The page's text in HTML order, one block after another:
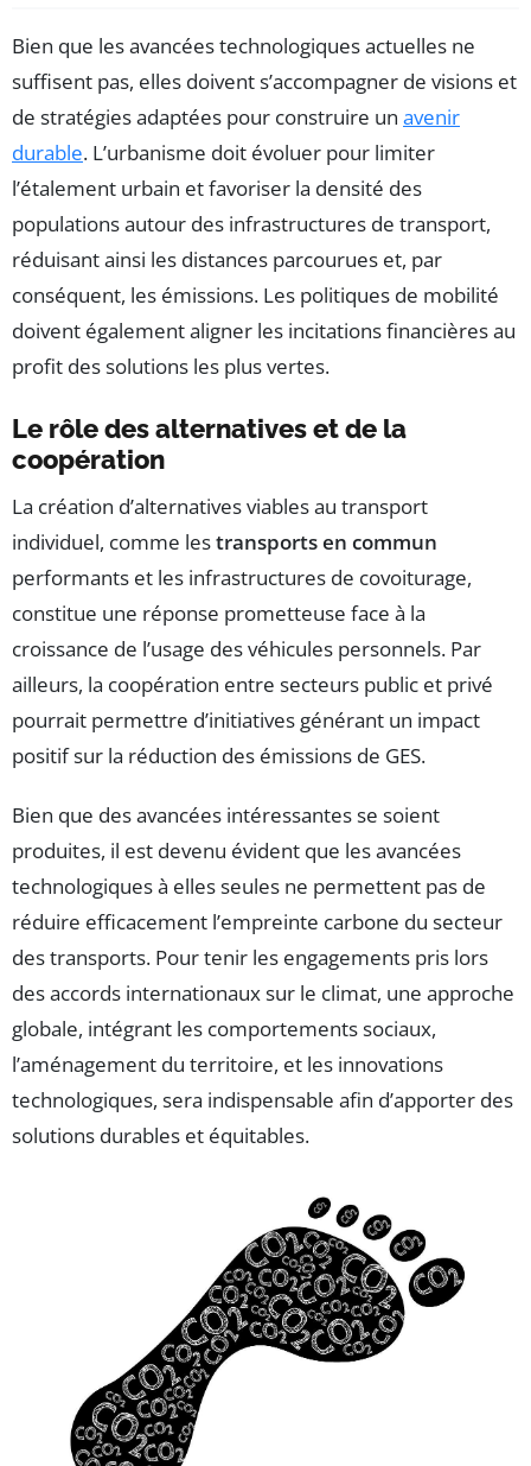
Bien que les avancées technologiques actuelles ne
suffisent pas, elles doivent s’accompagner de visions et
de stratégies adaptées pour construire un avenir
durable. L’urbanisme doit évoluer pour limiter
l’étalement urbain et favoriser la densité des
populations autour des infrastructures de transport,
réduisant ainsi les distances parcourues et, par
conséquent, les émissions. Les politiques de mobilité
doivent également aligner les incitations financières au
profit des solutions les plus vertes.
Le rôle des alternatives et de la
coopération
La création d’alternatives viables au transport
individuel, comme lestransports en commun
performants et les infrastructures de covoiturage,
constitue une réponse prometteuse face à la
croissance de l’usage des véhicules personnels. Par
ailleurs, la coopération entre secteurs public et privé
pourrait permettre d’initiatives générant un impact
positif sur la réduction des émissions de GES.
Bien que des avancées intéressantes se soient
produites, il est devenu évident que les avancées
technologiques à elles seules ne permettent pas de
réduire efficacement l’empreinte carbone du secteur
des transports. Pour tenir les engagements pris lors
des accords internationaux sur le climat, une approche
globale, intégrant les comportements sociaux,
l’aménagement du territoire, et les innovations
technologiques, sera indispensable afin d’apporter des
solutions durables et équitables.